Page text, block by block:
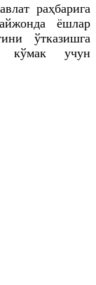
раҳбарига
ёшлар
ўтказишга
кўмак учун